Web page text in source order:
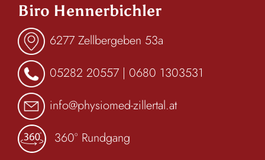
Biro Hennerbichler
6277 Zellbergeben 53a
05282 20557 | 0680 1303531
info@physiomed-zillertal.at
360° Rundgang